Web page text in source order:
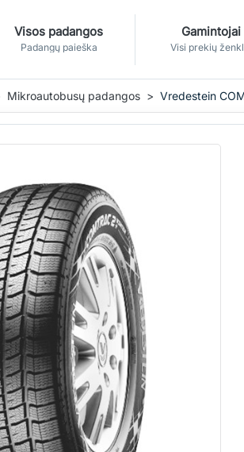
Visos padangos
Padangų paieška
Gamintojai
Visi prekių
Mikroautobusų padangos Vredestein